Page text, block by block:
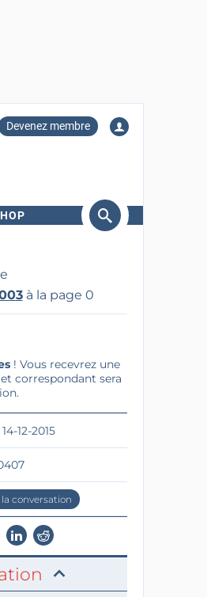
Devenez membre
à la page 0
! Vous recevrez une
correspondant sera
12-2015
conversation